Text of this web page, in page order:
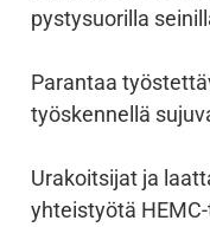
pystysuorilla
Parantaa
työskennellä
Urakoitsijat ja
yhteistyötä